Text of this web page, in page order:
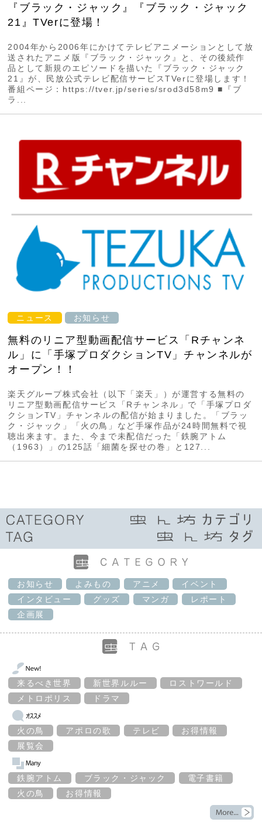
『ブラック・ジャック』『ブラック・ジャック
21』TVerに登場！
2004年から2006年にかけてテレビアニメーションとして放
送されたアニメ版『ブラック・ジャック』と、その後続作
品として新規のエピソードを描いた『ブラック・ジャック
21』が、民放公式テレビ配信サービスTVerに登場します！
番組ページ：https://tver.jp/series/srod3d58m9 ■『ブ
ラ...
ニュース お知らせ
無料のリニア型動画配信サービス「Rチャンネ
ル」に「手塚プロダクションTV」チャンネルが
オープン！！
楽天グループ株式会社（以下「楽天」）が運営する無料の
リニア型動画配信サービス「Rチャンネル」で「手塚プロダ
クションTV」チャンネルの配信が始まりました。「ブラッ
ク・ジャック」「火の鳥」など手塚作品が24時間無料で視
聴出来ます。また、今まで未配信だった「鉄腕アトム
（1963）」の125話「細菌を探せの巻」と127...
お知らせ よみもの アニメ
イベント
インタビュー
グッズ マンガ
レポート
企画展
来るべき世界 新世界ルルー
ロストワールド
メトロポリス
ドラマ
火の鳥 アポロの歌 テレビ
お得情報
展覧会
鉄腕アトム ブラック・ジャック
電子書籍
火の鳥
お得情報